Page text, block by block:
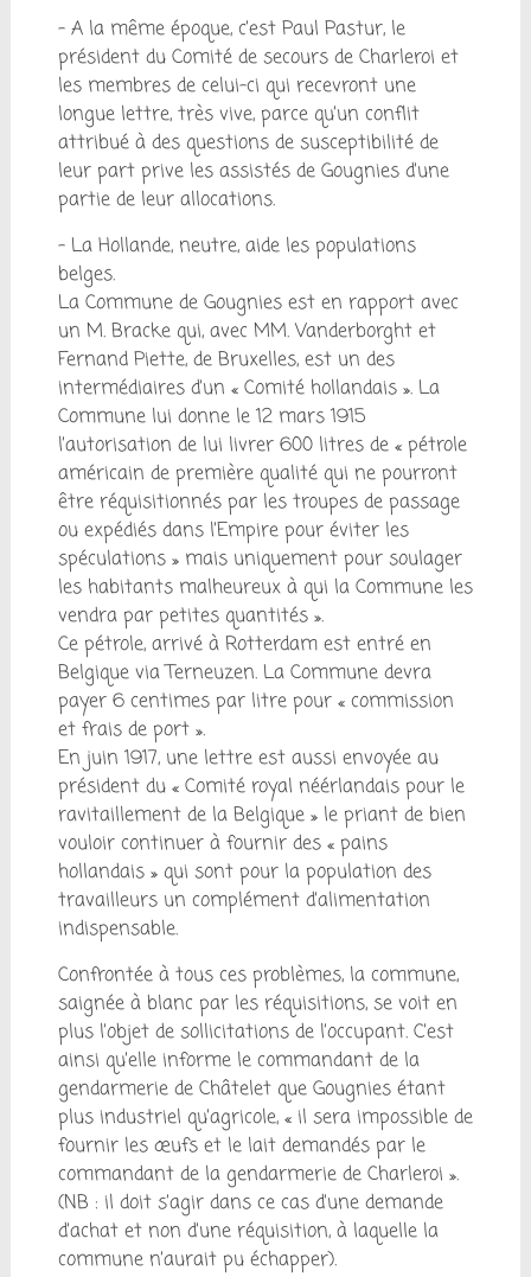
– A la même époque, c’est Paul Pastur, le
président du Comité de secours de Charleroi et
les membres de celui-ci qui recevront une
longue lettre, très vive, parce qu’un conflit
attribué à des questions de susceptibilité de
leur part prive les assistés de Gougnies d’une
partie de leur allocations.
– La Hollande, neutre, aide les populations
belges.
La Commune de Gougnies est en rapport avec
un M. Bracke qui, avec MM. Vanderborght et
Fernand Piette, de Bruxelles, est un des
intermédiaires d’un « Comité hollandais ». La
Commune lui donne le 12 mars 1915
l’autorisation de lui livrer 600 litres de « pétrole
américain de première qualité qui ne pourront
être réquisitionnés par les troupes de passage
ou expédiés dans l’Empire pour éviter les
spéculations » mais uniquement pour soulager
les habitants malheureux à qui la Commune les
vendra par petites quantités ».
Ce pétrole, arrivé à Rotterdam est entré en
Belgique via Terneuzen. La Commune devra
payer 6 centimes par litre pour « commission
et frais de port ».
En juin 1917, une lettre est aussi envoyée au
président du « Comité royal néérlandais pour le
ravitaillement de la Belgique » le priant de bien
vouloir continuer à fournir des « pains
hollandais » qui sont pour la population des
travailleurs un complément d’alimentation
indispensable.
Confrontée à tous ces problèmes, la commune,
saignée à blanc par les réquisitions, se voit en
plus l’objet de sollicitations de l’occupant. C’est
ainsi qu’elle informe le commandant de la
gendarmerie de Châtelet que Gougnies étant
plus industriel qu’agricole, « il sera impossible de
fournir les œufs et le lait demandés par le
commandant de la gendarmerie de Charleroi ».
(NB : il doit s’agir dans ce cas d’une demande
d’achat et non d’une réquisition, à laquelle la
commune n’aurait pu échapper).